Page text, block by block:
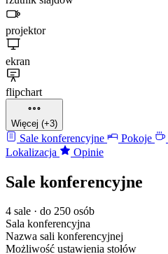
projektor
ekran
flipchart
Więcej (+3)
Sale konferencyjne Pokoje
Lokalizacja
Opinie
Sale konferencyjne
4 sale · do 250 osób
Sala konferencyjna
Nazwa sali konferencyjnej
Możliwość ustawienia stołów